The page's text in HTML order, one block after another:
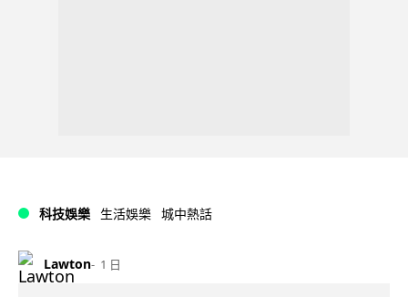
科技娛樂 生活娛樂 城中熱話
Lawton 1 日